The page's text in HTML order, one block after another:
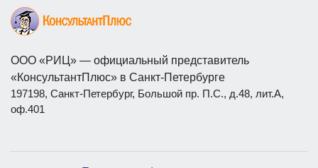
ООО «РИЦ» — официальный представитель
«КонсультантПлюс» в Санкт-Петербурге
197198, Санкт-Петербург, Большой пр. П.С., д.48, лит.А,
оф.401